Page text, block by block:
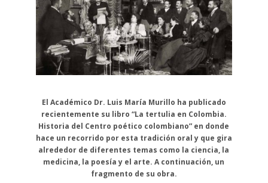
El Académico Dr. Luis María Murillo ha publicado
recientemente su libro “La tertulia en Colombia.
Historia del Centro poético colombiano” en donde
hace un recorrido por esta tradición oral y que gira
alrededor de diferentes temas como la ciencia, la
medicina, la poesía y el arte. A continuación, un
fragmento de su obra.